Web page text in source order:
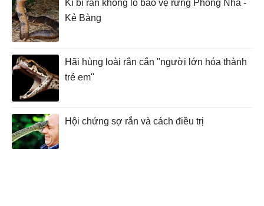
Kì bí rắn khổng lồ bảo vệ rừng Phong Nha -
Kẻ Bàng
Hãi hùng loài rắn cắn "người lớn hóa thành
trẻ em"
Hội chứng sợ rắn và cách điều trị